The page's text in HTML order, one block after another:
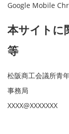
Google Mobile
本サイトに
等
松阪商工会議所青
事務局
XXXX@XXXXXXX